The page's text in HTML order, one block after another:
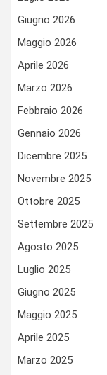
Giugno 2026
Maggio 2026
Aprile 2026
Marzo 2026
Febbraio 2026
Gennaio 2026
Dicembre 2025
Novembre 2025
Ottobre 2025
Settembre 2025
Agosto 2025
Luglio 2025
Giugno 2025
Maggio 2025
Aprile 2025
Marzo 2025